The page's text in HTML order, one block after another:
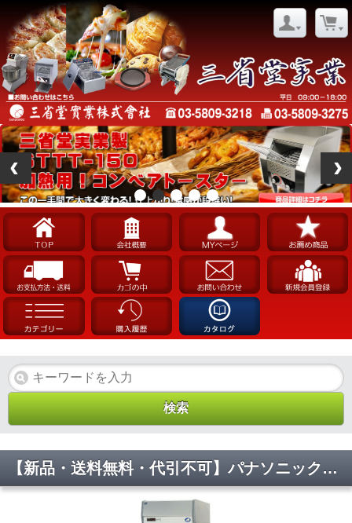
【新品・送料無料・代引不可】パナソニック 業務用 縦型冷蔵庫 SRR-LV781(旧:SRR-K781B) W745×D800×H1950(mm)